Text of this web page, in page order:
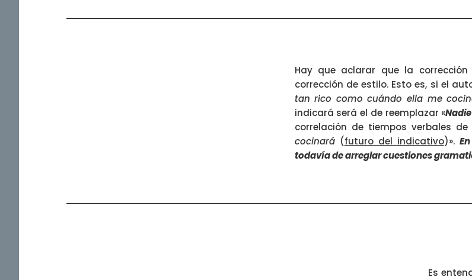
Hay que aclarar que la
corrección de estilo. Esto es, si el
tan rico como cuándo ella me
indicará será el de reemplazar «Nadie
correlación de tiempos verbales de
cocinará(futuro del indicativo)».
todavía de arreglar cuestiones
Es